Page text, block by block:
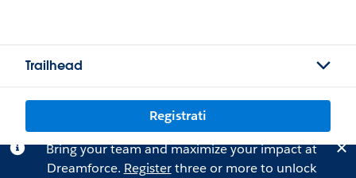
Trailhead
Registrati
Bring your team and maximize your impact at
Dreamforce. Registerthree or more to unlock